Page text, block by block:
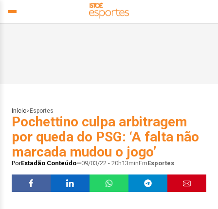
Início> Esportes
Pochettino culpa arbitragem
por queda do PSG: ‘A falta não
marcada mudou o jogo’
PorEstadão Conteúdo 09/03/22 - 20h13minEmEsportes